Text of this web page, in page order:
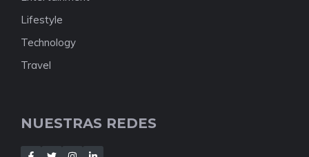
Lifestyle
Technology
Travel
NUESTRAS REDES